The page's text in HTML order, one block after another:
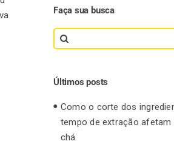
Faça sua busca
Search
for:
Últimos posts
Como o corte dos
tempo de extração afetam
chá